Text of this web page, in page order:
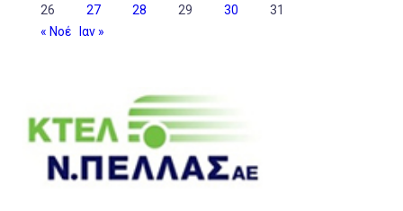
26
27 28 29 30
31
« Νοέ Ιαν »